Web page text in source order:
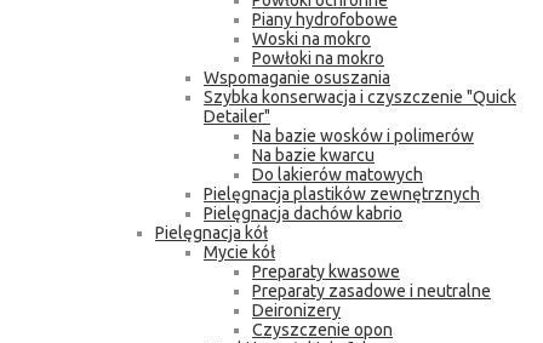
Piany hydrofobowe
Woski na mokro
Powłoki na mokro
Wspomaganie osuszania
Szybka konserwacja i czyszczenie "Quick
Detailer"
Na bazie wosków i polimerów
Na bazie kwarcu
Do lakierów matowych
Pielęgnacja plastików zewnętrznych
Pielęgnacja dachów kabrio
Pielęgnacja kół
Mycie kół
Preparaty kwasowe
Preparaty zasadowe i neutralne
Deironizery
Czyszczenie opon